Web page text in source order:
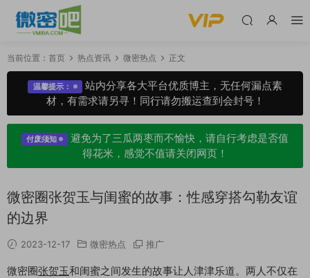
当前位置： 首页 热点资讯 微密热点 正文
温馨提示：
站内分享各大平台优质博主，无任何漏点素
材，有需求请另寻！同行请勿搬运查到会封号！
付废须知
避免为了三瓜两枣而不愉快，请自行考虑是否值
得花米，感觉不值请关闭网页！
微密圈张贺玉与闺蜜的故事：性感穿搭勾勒友谊
的边界
2023-12-17 微密热点 推广
微密圈张贺玉和闺蜜之间发生的故事让人津津乐道。两人不仅在